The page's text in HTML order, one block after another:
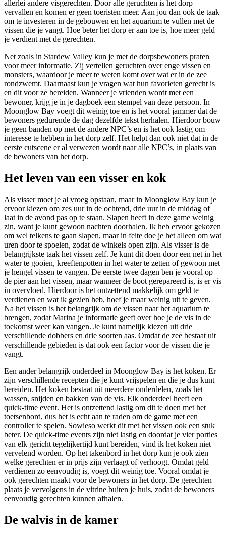
allerlei andere visgerechten. Door alle geruchten is het dorp
vervallen en komen er geen toeristen meer. Aan jou dan ook de taak
om te investeren in de gebouwen en het aquarium te vullen met de
vissen die je vangt. Hoe beter het dorp er aan toe is, hoe meer geld
je verdient met de gerechten.
Net zoals in Stardew Valley kun je met de dorpsbewoners praten
voor meer informatie. Zij vertellen geruchten over enge vissen en
monsters, waardoor je meer te weten komt over wat er in de zee
rondzwemt. Daarnaast kun je vragen wat hun favorieten gerecht is
en dit voor ze bereiden. Wanneer je vrienden wordt met een
bewoner, krijg je in je dagboek een stempel van deze persoon. In
Moonglow Bay voegt dit weinig toe en is het vooral jammer dat de
bewoners gedurende de dag dezelfde tekst herhalen. Hierdoor bouw
je geen banden op met de andere NPC’s en is het ook lastig om
interesse te hebben in het dorp zelf. Het helpt dan ook niet dat in de
eerste cutscene er al verwezen wordt naar alle NPC’s, in plaats van
de bewoners van het dorp.
Het leven van een visser en kok
Als visser moet je al vroeg opstaan, maar in Moonglow Bay kun je
ervoor kiezen om zes uur in de ochtend, drie uur in de middag of
laat in de avond pas op te staan. Slapen heeft in deze game weinig
zin, want je kunt gewoon nachten doorhalen. Ik heb ervoor gekozen
om wel telkens te gaan slapen, maar in feite doe je het alleen om wat
uren door te spoelen, zodat de winkels open zijn. Als visser is de
belangrijkste taak het vissen zelf. Je kunt dit doen door een net in het
water te gooien, kreeftenpotten in het water te zetten of gewoon met
je hengel vissen te vangen. De eerste twee dagen ben je vooral op
de pier aan het vissen, maar wanneer de boot gerepareerd is, is er vis
in overvloed. Hierdoor is het ontzettend makkelijk om geld te
verdienen en wat ik gezien heb, hoef je maar weinig uit te geven.
Na het vissen is het belangrijk om de vissen naar het aquarium te
brengen, zodat Marina je informatie geeft over hoe je de vis in de
toekomst weer kan vangen. Je kunt namelijk kiezen uit drie
verschillende dobbers en drie soorten aas. Omdat de zee bestaat uit
verschillende gebieden is dat ook een factor voor de vissen die je
vangt.
Een ander belangrijk onderdeel in Moonglow Bay is het koken. Er
zijn verschillende recepten die je kunt vrijspelen en die je dus kunt
bereiden. Het koken bestaat uit meerdere onderdelen, zoals het
wassen, snijden en bakken van de vis. Elk onderdeel heeft een
quick-time event. Het is ontzettend lastig om dit te doen met het
toetsenbord, dus het is echt aan te raden om de game met een
controller te spelen. Sowieso werkt dit met het vissen ook een stuk
beter. De quick-time events zijn niet lastig en doordat je vier porties
van elk gericht tegelijkertijd kunt bereiden, vind ik het koken niet
vervelend worden. Op het takenbord in het dorp kun je ook zien
welke gerechten er in prijs zijn verlaagt of verhoogt. Omdat geld
verdienen zo eenvoudig is, voegt dit weinig toe. Vooral omdat je
ook gerechten maakt voor de bewoners in het dorp. De gerechten
plaats je vervolgens in de vitrine buiten je huis, zodat de bewoners
eenvoudig gerechten kunnen afhalen.
De walvis in de kamer